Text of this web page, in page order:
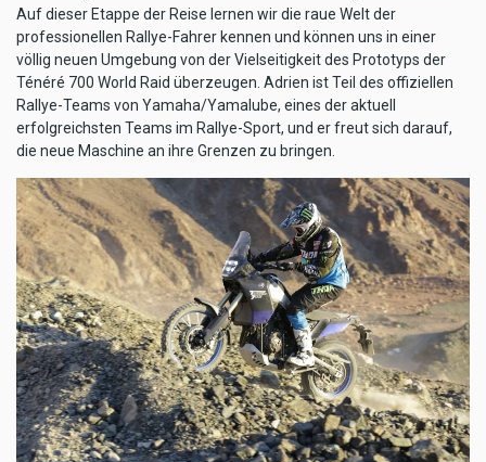
Auf dieser Etappe der Reise lernen wir die raue Welt der
professionellen Rallye-Fahrer kennen und können uns in einer
völlig neuen Umgebung von der Vielseitigkeit des Prototyps der
Ténéré 700 World Raid überzeugen. Adrien ist Teil des offiziellen
Rallye-Teams von Yamaha/Yamalube, eines der aktuell
erfolgreichsten Teams im Rallye-Sport, und er freut sich darauf,
die neue Maschine an ihre Grenzen zu bringen.